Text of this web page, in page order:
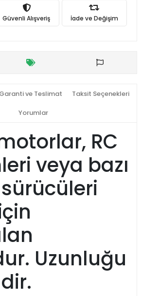
Güvenli Alışveriş İade ve Değişim
Garanti ve Teslimat Taksit Seçenekleri
Yorumlar
RC
veya bazı
Uzunluğu